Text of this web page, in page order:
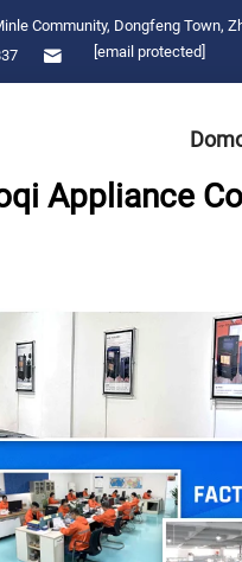
Community, Dongfeng Town,
[email protected]
Appliance